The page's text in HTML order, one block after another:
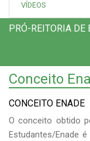
VÍDEOS
PRÓ-REITORIA DE
Conceito
CONCEITO ENADE
O conceito obtido
Estudantes/Enade